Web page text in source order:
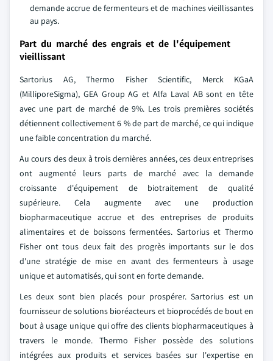
demande accrue de fermenteurs et de machines vieillissantes
au pays.
Part du marché des engrais et de l'équipement
vieillissant
Sartorius AG, Thermo Fisher Scientific, Merck KGaA
(MilliporeSigma), GEA Group AG et Alfa Laval AB sont en tête
avec une part de marché de 9%. Les trois premières sociétés
détiennent collectivement 6 % de part de marché, ce qui indique
une faible concentration du marché.
Au cours des deux à trois dernières années, ces deux entreprises
ont augmenté leurs parts de marché avec la demande
croissante d'équipement de biotraitement de qualité
supérieure. Cela augmente avec une production
biopharmaceutique accrue et des entreprises de produits
alimentaires et de boissons fermentées. Sartorius et Thermo
Fisher ont tous deux fait des progrès importants sur le dos
d'une stratégie de mise en avant des fermenteurs à usage
unique et automatisés, qui sont en forte demande.
Les deux sont bien placés pour prospérer. Sartorius est un
fournisseur de solutions bioréacteurs et bioprocédés de bout en
bout à usage unique qui offre des clients biopharmaceutiques à
travers le monde. Thermo Fisher possède des solutions
intégrées aux produits et services basées sur l'expertise en